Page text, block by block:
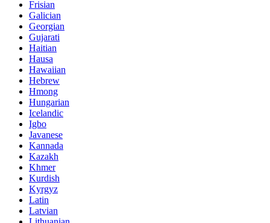
Frisian
Galician
Georgian
Gujarati
Haitian
Hausa
Hawaiian
Hebrew
Hmong
Hungarian
Icelandic
Igbo
Javanese
Kannada
Kazakh
Khmer
Kurdish
Kyrgyz
Latin
Latvian